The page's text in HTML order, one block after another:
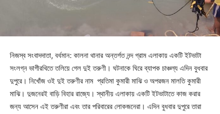
নিজস্ব সংবাদদাতা, বর্ধমান: কালনা থানার অন্তর্গত নন্দ গ্রাম এলাকায় একটি ইটভাটা
সংলগ্ন ভাগীরথিতে তলিয়ে গেল দুই তরুণী। ঘটনাকে ঘিরে ব্যাপক চাঞ্চল্য এদিন বুধবার
দুপুরে। নিখোঁজ ওই দুই তরুণীর নাম প্রতিমা কুমারী মাঝি ও অপরজন মালতি কুমারী
মাঝি। দুজনেরই বাড়ি বিহার রাজ্যে। স্থানীয় এলাকায় একটি ইটভাটাতে কাজ করার
জন্য আসেন এই তরুণীরা এবং তার পরিবারের লোকজনেরা। এদিন বুধবার দুপুরে তারা